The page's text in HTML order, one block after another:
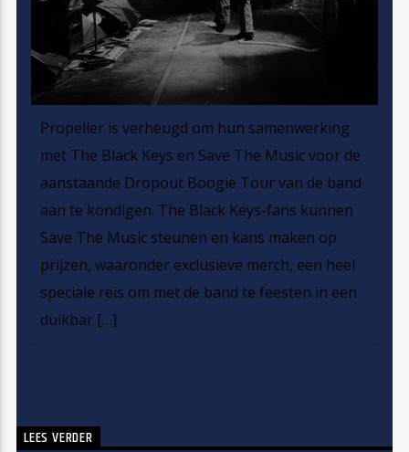
Propeller is verheugd om hun samenwerking
met The Black Keys en Save The Music voor de
aanstaande Dropout Boogie Tour van de band
aan te kondigen. The Black Keys-fans kunnen
Save The Music steunen en kans maken op
prijzen, waaronder exclusieve merch, een heel
speciale reis om met de band te feesten in een
duikbar […]
LEES VERDER